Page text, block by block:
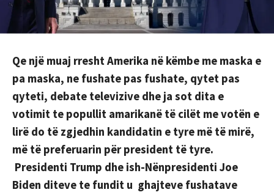
Qe një muaj rresht Amerika në këmbe me maska e
pa maska, ne fushate pas fushate, qytet pas
qyteti, debate televizive dhe ja sot dita e
votimit te popullit amarikanë të cilët me votën e
lirë do të zgjedhin kandidatin e tyre më të mirë,
më të preferuarin për president të tyre.
Presidenti Trump dhe ish-Nënpresidenti Joe
Biden diteve te fundit u ghajteve fushatave